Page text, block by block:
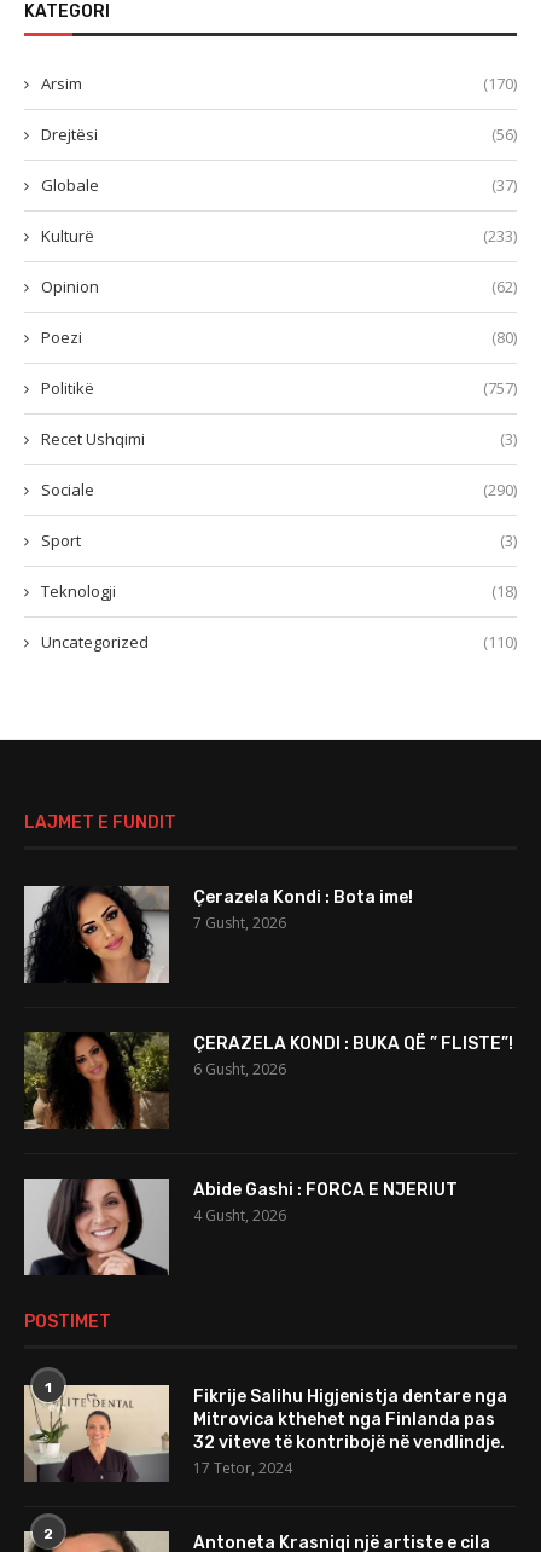
KATEGORI
Arsim (170)
Drejtësi (56)
Globale (37)
Kulturë (233)
Opinion (62)
Poezi (80)
Politikë (757)
Recet Ushqimi (3)
Sociale (290)
Sport (3)
Teknologji (18)
Uncategorized (110)
LAJMET E FUNDIT
Çerazela Kondi : Bota ime!
7 Gusht, 2026
ÇERAZELA KONDI : BUKA QË ” FLISTE”!
6 Gusht, 2026
Abide Gashi : FORCA E NJERIUT
4 Gusht, 2026
POSTIMET
1
Fikrije Salihu Higjenistja dentare nga
Mitrovica kthehet nga Finlanda pas
32 viteve të kontribojë në vendlindje.
17 Tetor, 2024
2 Antoneta Krasniqi një artiste e cila